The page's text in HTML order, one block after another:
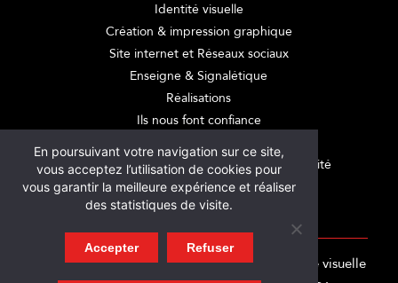
Identité visuelle
Création & impression graphique
Site internet et Réseaux sociaux
Enseigne & Signalétique
Réalisations
Ils nous font confiance
Contactez-nous
Mentions légales et politique de confidentialité
CATÉGORIES
Les Actus Communication globale
Identité visuelle
En poursuivant votre navigation sur ce site,
vous acceptez l’utilisation de cookies pour
vous garantir la meilleure expérience et réaliser
des statistiques de visite.
Accepter Refuser